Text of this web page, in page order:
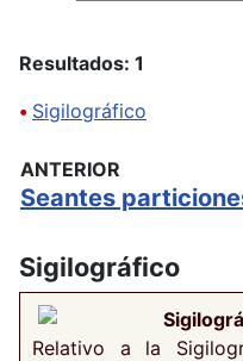
Resultados: 1
• Sigilográfico
ANTERIOR
Seantes
Sigilográfico
Relativo a la